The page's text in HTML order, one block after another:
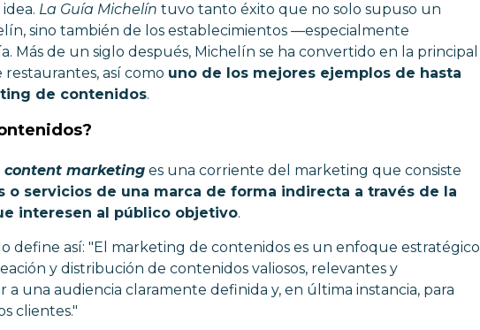
La Guía Michelín tuvo tanto éxito que no solo supuso un
sino también de los establecimientos —especialmente
Más de un siglo después, Michelín se ha convertido en la principal
así como uno de los mejores ejemplos de hasta
de contenidos.
content marketinges una corriente del marketing que consiste
o servicios de una marca de forma indirecta a través de la
interesen al público objetivo.
lo define así: "El marketing de contenidos es un enfoque estratégico
y distribución de contenidos valiosos, relevantes y
una audiencia claramente definida y, en última instancia, para
clientes."